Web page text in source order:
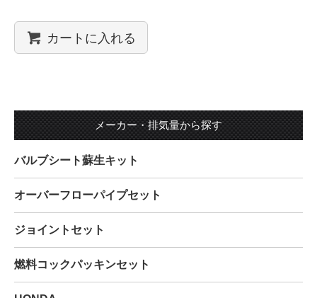
カートに入れる
メーカー・排気量から探す
バルブシート蘇生キット
オーバーフローパイプセット
ジョイントセット
燃料コックパッキンセット